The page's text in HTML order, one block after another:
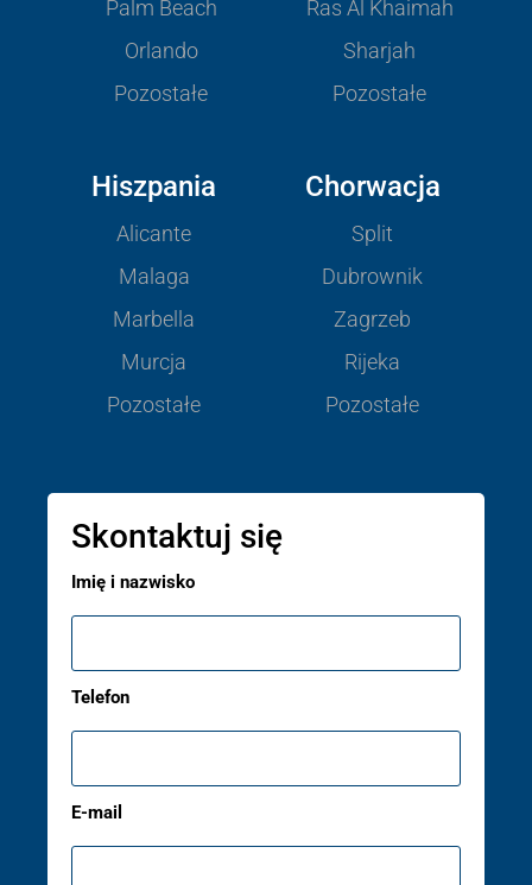
Palm Beach
Orlando
Pozostałe
Ras Al Khaimah
Sharjah
Pozostałe
Hiszpania
Alicante
Malaga
Marbella
Murcja
Pozostałe
Chorwacja
Split
Dubrownik
Zagrzeb
Rijeka
Pozostałe
Skontaktuj się
Imię i nazwisko
Telefon
E-mail